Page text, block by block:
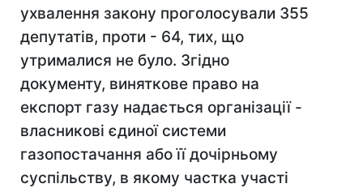
ухвалення закону проголосували 355
депутатів, проти - 64, тих, що
утрималися не було. Згідно
документу, виняткове право на
експорт газу надається організації -
власникові єдиної системи
газопостачання або її дочірньому
суспільству, в якому частка участі